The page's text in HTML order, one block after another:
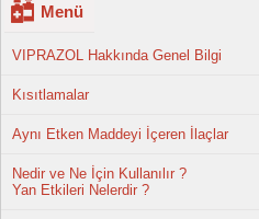
Menü
VIPRAZOL Hakkında Genel Bilgi
Kısıtlamalar
Aynı Etken Maddeyi İçeren İlaçlar
Nedir ve Ne İçin Kullanılır ?
Yan Etkileri Nelerdir ?